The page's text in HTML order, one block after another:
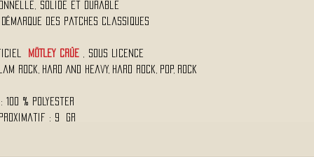
solide et durable
des patches classiques
MÖTLEY CRÜE
, Sous Licence
Rock, Hard And Heavy, Hard Rock, Pop, Rock
100 % Polyester
: 9 Gr